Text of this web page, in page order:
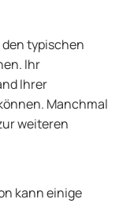
typischen
Ihr
Ihrer
Manchmal
weiteren
kann einige